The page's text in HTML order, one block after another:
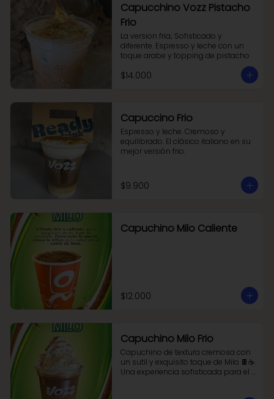
Capucchino Vozz Pistacho
Frio
La version fria; Sofisticado y
diferente. Espresso y leche con un
toque arabe y topping de pistacho
$14.000
Capuccino Frio
Espresso y leche. Cremoso y
equilibrado. El clásico italiano en su
mejor versión frio.
$9.900
Capuchino Milo Caliente
$12.000
Capuchino Milo Frio
Capuchino de textura cremosa con
un sutil y exquisito toque de Milo 🍫☕.
Una experiencia sofisticada para el